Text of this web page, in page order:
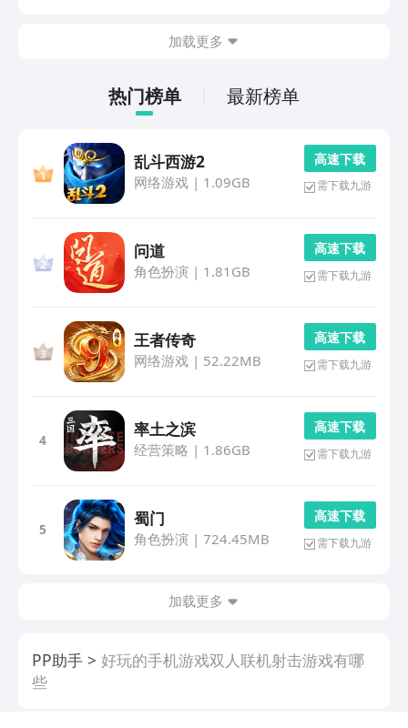
加载更多
热门榜单 最新榜单
乱斗西游2
网络游戏| 1.09GB
高 速 下 载
需下载九游
问道
角色扮演 | 1.81GB
高 速 下 载
需下载九游
王者传奇
网络游戏| 52.22MB
高 速 下 载
需下载九游
4
率土之滨
经营策略 | 1.86GB
高 速 下 载
需下载九游
5
蜀门
角色扮演 | 724.45MB
高 速 下 载
需下载九游
加载更多
PP助手
好玩的手机游戏双人联机射击游戏有哪
些